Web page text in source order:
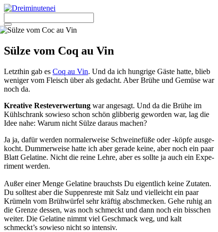
Zum
springen
Menü
Sülze vom Coq au Vin
Letzt­hin gab es Coq au Vin. Und da ich hung­ri­ge Gäs­te hat­te, blieb
weni­ger vom Fleisch über als gedacht. Aber Brü­he und Gemü­se war
noch da.
Krea­ti­ve Res­te­ver­wer­tung war ange­sagt. Und da die Brü­he im
Kühl­schrank sowie­so schon schön glib­be­rig gewor­den war, lag die
Idee nahe: War­um nicht Sül­ze dar­aus machen?
Ja ja, dafür wer­den nor­ma­ler­wei­se Schwei­ne­fü­ße oder ‑köp­fe aus­ge­
kocht. Dum­mer­wei­se hat­te ich aber gera­de kei­ne, aber noch ein paar
Blatt Gela­ti­ne. Nicht die rei­ne Leh­re, aber es soll­te ja auch ein Expe­
ri­ment wer­den.
Außer einer Men­ge Gela­ti­ne brauchsts Du eigent­lich kei­ne Zuta­ten.
Du soll­test aber die Sup­pen­res­te mit Salz und viel­leicht ein paar
Krü­meln vom Brüh­wür­fel sehr kräf­tig abschme­cken. Gehe ruhig an
die Gren­ze des­sen, was noch schmeckt und dann noch ein biss­chen
wei­ter. Die Gela­ti­ne nimmt viel Geschmack weg, und kalt
schmeckt’s sowie­so nicht so inten­siv.